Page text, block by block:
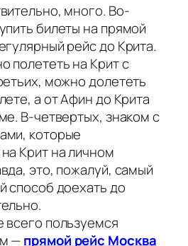
много. Во-
билеты на прямой
рейс до Крита.
полететь на Крит с
можно долететь
а от Афин до Крита
В-четвертых, знаком с
которые
Крит на личном
это, пожалуй, самый
способ доехать до
пользуемся
—прямой рейс Москва